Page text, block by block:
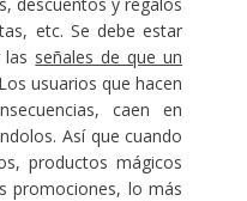
etc. Se debe estar
señales de que un
usuarios que hacen
caen en
Así que cuando
productos mágicos
promociones, lo más